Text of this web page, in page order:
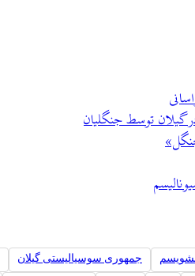
گیلان توسط جنگلیان
جمهوری سوسیالیستی گیلان